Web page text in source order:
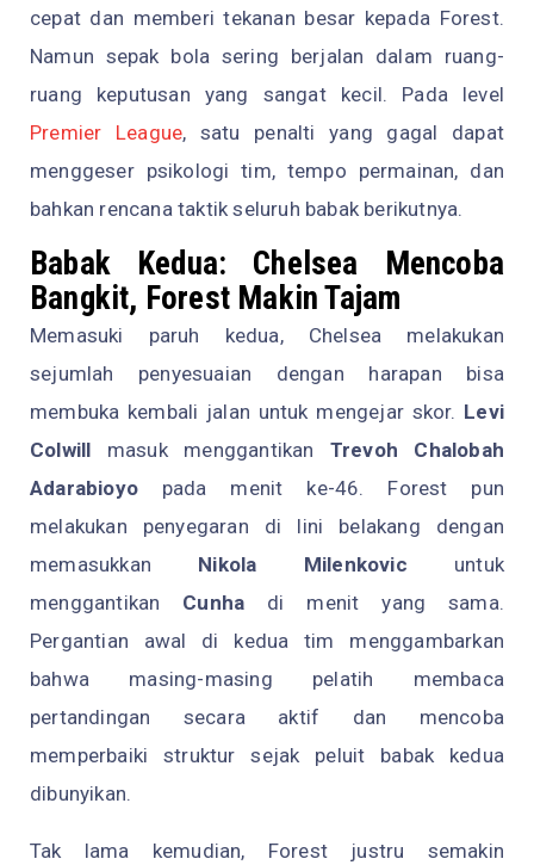
cepat dan memberi tekanan besar kepada Forest.
Namun sepak bola sering berjalan dalam ruang-
ruang keputusan yang sangat kecil. Pada level
Premier League, satu penalti yang gagal dapat
menggeser psikologi tim, tempo permainan, dan
bahkan rencana taktik seluruh babak berikutnya.
Babak Kedua: Chelsea Mencoba
Bangkit, Forest Makin Tajam
Memasuki paruh kedua, Chelsea melakukan
sejumlah penyesuaian dengan harapan bisa
membuka kembali jalan untuk mengejar skor. Levi
Colwill masuk menggantikan Trevoh Chalobah
Adarabioyo pada menit ke-46. Forest pun
melakukan penyegaran di lini belakang dengan
memasukkan Nikola Milenkovic untuk
menggantikan Cunha di menit yang sama.
Pergantian awal di kedua tim menggambarkan
bahwa masing-masing pelatih membaca
pertandingan secara aktif dan mencoba
memperbaiki struktur sejak peluit babak kedua
dibunyikan.
Tak lama kemudian, Forest justru semakin